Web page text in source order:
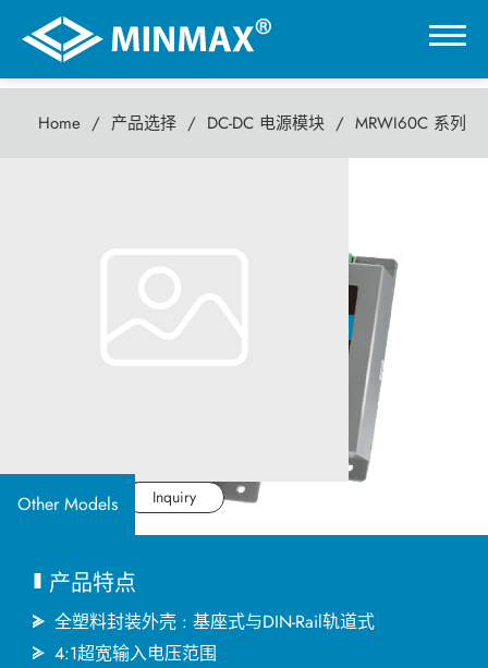
Home 产品选择 DC-DC 电源模块 MRWI60C 系列
Other Models
Datasheet Inquiry
产品特点
全塑料封装外壳 : 基座式与DIN-Rail轨道式
4:1超宽输入电压范围
0
DC-DC 电源模块
应用产业
关于捷拓